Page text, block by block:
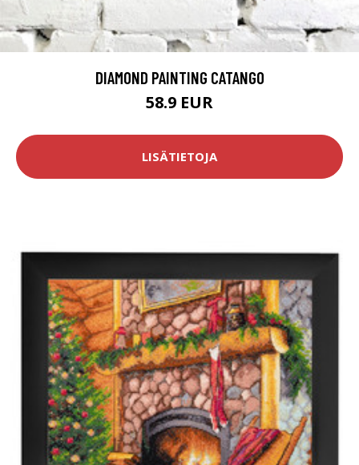
DIAMOND PAINTING CATANGO
58.9 EUR
LISÄTIETOJA